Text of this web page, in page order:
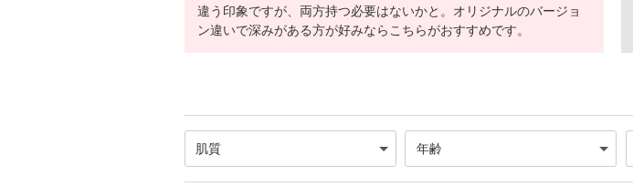
違う印象ですが、両方持つ必要はないかと。オリジナルのバージョ
ン違いで深みがある方が好みならこちらがおすすめです。